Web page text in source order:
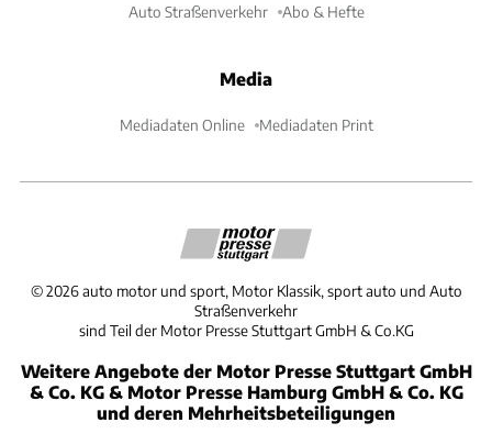
Auto Straßenverkehr Abo & Hefte
Media
Mediadaten Online Mediadaten Print
©2026 auto motor und sport, Motor Klassik, sport auto und Auto
Straßenverkehr
sind Teil der Motor Presse Stuttgart GmbH & Co.KG
Weitere Angebote der Motor Presse Stuttgart GmbH
& Co. KG & Motor Presse Hamburg GmbH & Co. KG
und deren Mehrheitsbeteiligungen